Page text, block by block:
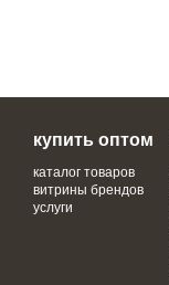
купить оптом
каталог товаров
витрины брендов
услуги